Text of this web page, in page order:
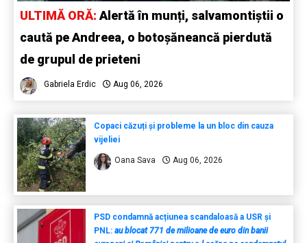
ULTIMĂ ORĂ: Alertă în munți, salvamontiștii o
caută pe Andreea, o botoșăneancă pierdută
de grupul de prieteni
Gabriela Erdic Aug 06, 2026
Copaci căzuți și probleme la un bloc din cauza
vijeliei
Oana Sava Aug 06, 2026
PSD condamnă acțiunea scandaloasă a USR și
PNL: au blocat 771 de milioane de euro din banii